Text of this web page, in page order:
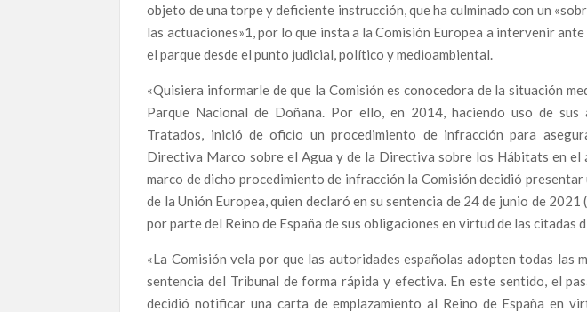
‘Enchufismo’ Institucionalizado en la FAFFE: Vínculos Políticos y Familiares
Andalucía
Santos Cerdán en el Caso Ábalos: La «Pieza Clave» Bajo el Foco Judicial
AUDIOS BOMBA: ¿Un plan desde Ferraz para derribar a la UCO?
La Herida Abierta de Aznalcóllar: Lucro, Impunidad y la Amenaza de un Nuevo
El Caso del Novio de Ayuso: Fraude Fiscal, Comisiones en Pandemia y una
Filtraciones
La Sombra del Nepotismo y la Prevaricación Cercan al Presidente Sánchez: ¿Es
La Ineficacia de las Agencias Antifraude y el Desamparo de los Alertadores en
AEDICO denuncia la impunidad institucional en Cataluña: “La ley no se aplica,
objeto de una torpe y deficiente instrucción, que ha culminado con un
las actuaciones»1, por lo que insta a la Comisión Europea a intervenir
el parque desde el punto judicial, político y medioambiental.
«Quisiera informarle de que la Comisión es conocedora de la situación
Parque Nacional de Doñana. Por ello, en 2014, haciendo uso de sus
Tratados, inició de oficio un procedimiento de infracción para
Directiva Marco sobre el Agua y de la Directiva sobre los Hábitats en el
marco de dicho procedimiento de infracción la Comisión decidió
de la Unión Europea, quien declaró en su sentencia de 24 de junio de
por parte del Reino de España de sus obligaciones en virtud de las citadas
«La Comisión vela por que las autoridades españolas adopten todas las
sentencia del Tribunal de forma rápida y efectiva. En este sentido, el
decidió notificar una carta de emplazamiento al Reino de España en